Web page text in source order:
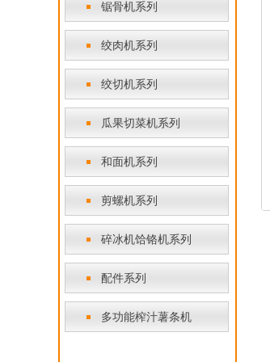
锯骨机系列
绞肉机系列
绞切机系列
瓜果切菜机系列
和面机系列
剪螺机系列
碎冰机饸铬机系列
配件系列
多功能榨汁薯条机